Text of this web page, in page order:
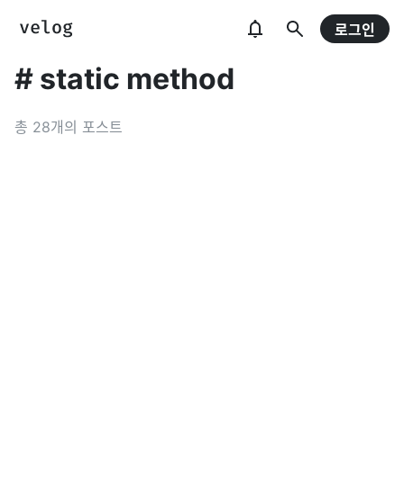
로그인
# static method
총 28개의 포스트